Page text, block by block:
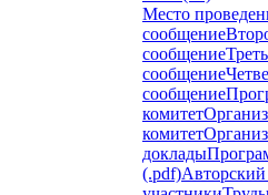
Место
сообщение
сообщение
сообщение
сообщение
комитет
комитет
доклады
(.pdf)Авторский